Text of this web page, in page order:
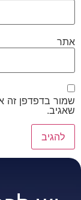
אתר
שמור בדפדפן זה
שאגיב.